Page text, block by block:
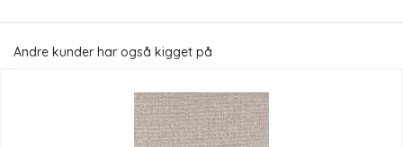
Andre kunder har også kigget på